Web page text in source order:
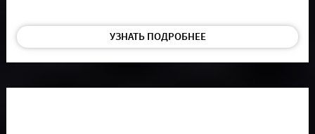
УЗНАТЬ ПОДРОБНЕЕ